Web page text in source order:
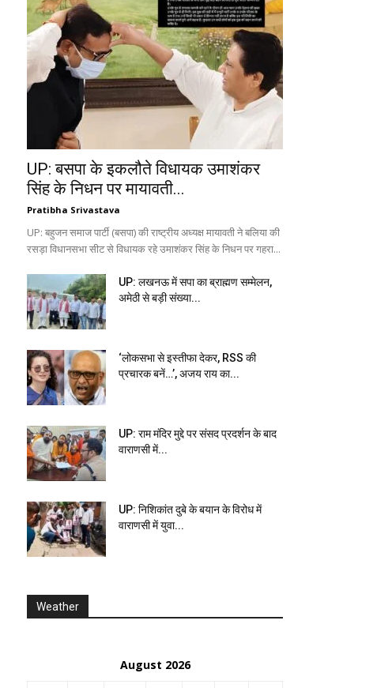
UP: बसपा के इकलौते विधायक उमाशंकर
सिंह के निधन पर मायावती...
Pratibha Srivastava
UP: बहुजन समाज पार्टी (बसपा) की राष्ट्रीय अध्यक्ष मायावती ने बलिया की
रसड़ा विधानसभा सीट से विधायक रहे उमाशंकर सिंह के निधन पर गहरा...
UP: लखनऊ में सपा का ब्राह्मण सम्मेलन,
अमेठी से बड़ी संख्या...
‘लोकसभा से इस्तीफा देकर, RSS की
प्रचारक बनें…’, अजय राय का...
UP: राम मंदिर मुद्दे पर संसद प्रदर्शन के बाद
वाराणसी में...
UP: निशिकांत दुबे के बयान के विरोध में
वाराणसी में युवा...
Weather
August 2026